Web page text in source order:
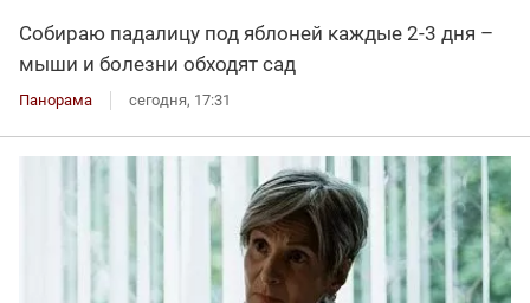
Собираю падалицу под яблоней каждые 2-3 дня –
мыши и болезни обходят сад
Панорама сегодня, 17:31